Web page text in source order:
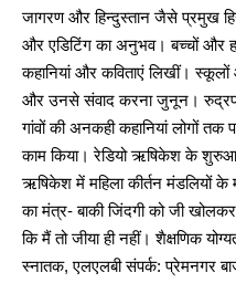
जागरण और हिन्दुस्तान जैसे प्रमुख
और एडिटिंग का अनुभव। बच्चों और
कहानियां और कविताएं लिखीं।
और उनसे संवाद करना जुनून।
गांवों की अनकही कहानियां लोगों
काम किया। रेडियो ऋषिकेश के
ऋषिकेश में महिला कीर्तन मंडलियों के
का मंत्र- बाकी जिंदगी को जी
कि मैं तो जीया ही नहीं। शैक्षणिक
स्नातक, एलएलबी संपर्क: प्रेमनगर